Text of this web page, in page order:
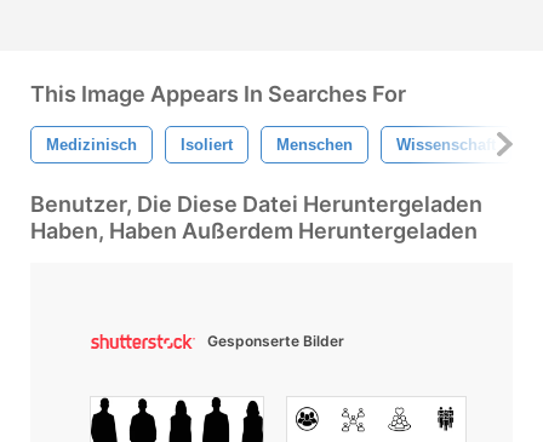
This Image Appears In Searches For
Medizinisch Isoliert Menschen Wissenschaft
Benutzer, Die Diese Datei Heruntergeladen
Haben, Haben Außerdem Heruntergeladen
Gesponserte Bilder